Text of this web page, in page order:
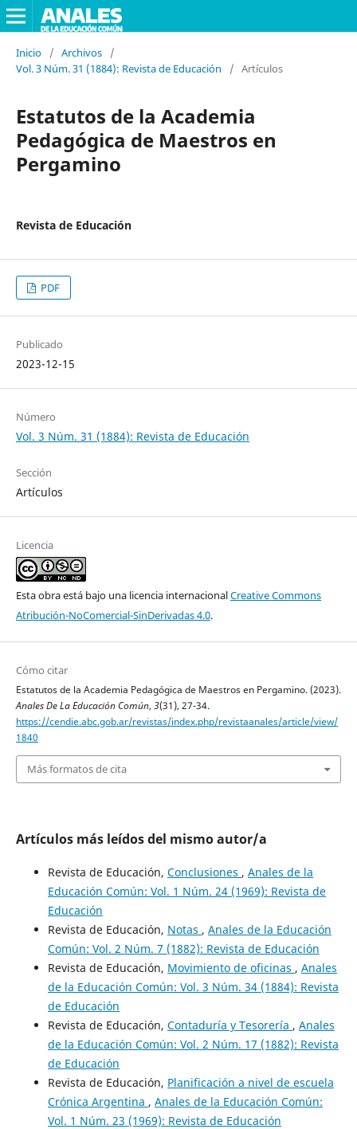
Inicio / Archivos
/
Vol. 3 Núm. 31 (1884): Revista de Educación
/ Artículos
Estatutos de la Academia
Pedagógica de Maestros en
Pergamino
Revista de Educación
PDF
Publicado
2023-12-15
Número
Vol. 3 Núm. 31 (1884): Revista de Educación
Sección
Artículos
Licencia
Esta obra está bajo una licencia internacionalCreative Commons
Atribución-NoComercial-SinDerivadas 4.0.
Cómo citar
Estatutos de la Academia Pedagógica de Maestros en Pergamino. (2023).
Anales De La Educación Común, 3(31), 27-34.
https://cendie.abc.gob.ar/revistas/index.php/revistaanales/article/view/
1840
Más formatos de cita
Artículos más leídos del mismo autor/a
Revista de Educación, Conclusiones , Anales de la
Educación Común: Vol. 1 Núm. 24 (1969): Revista de
Educación
Revista de Educación, Notas , Anales de la Educación
Común: Vol. 2 Núm. 7 (1882): Revista de Educación
Revista de Educación, Movimiento de oficinas , Anales
de la Educación Común: Vol. 3 Núm. 34 (1884): Revista
de Educación
Revista de Educación, Contaduría y Tesorería , Anales
de la Educación Común: Vol. 2 Núm. 17 (1882): Revista
de Educación
Revista de Educación, Planificación a nivel de escuela
Crónica Argentina , Anales de la Educación Común:
Vol. 1 Núm. 23 (1969): Revista de Educación